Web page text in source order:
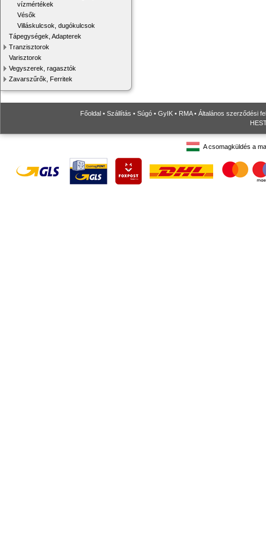
vízmértékek
Vésők
Villáskulcsok, dugókulcsok
Tápegységek, Adapterek
Tranzisztorok
Varisztorok
Vegyszerek, ragasztók
Zavarszűrők, Ferritek
Főoldal • Szállítás • Súgó • GyIK • RMA• Általános szerződési
A csomagküldés a